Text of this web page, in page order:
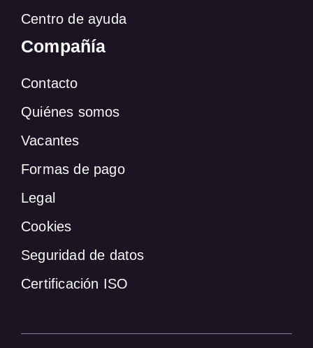
Centro de ayuda
Compañía
Contacto
Quiénes somos
Vacantes
Formas de pago
Legal
Cookies
Seguridad de datos
Certificación ISO